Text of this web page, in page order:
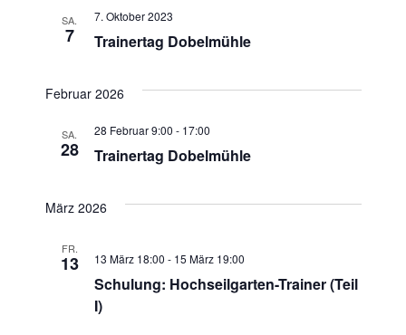
n
c
t
i
SA.
7 Trainertag Dobelmühle
7. Oktober 2023
Februar 2026
SA.
28 Trainertag Dobelmühle
28 Februar 9:00 - 17:00
März 2026
FR.
13
Schulung: Hochseilgarten-Trainer (Teil
I)
13 März 18:00 - 15 März 19:00